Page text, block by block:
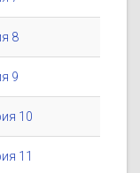
8
9
10
11